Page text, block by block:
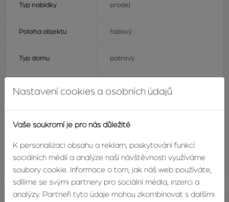
Typ nabídky prodej
Poloha objektu řadový
Typ domu patrový
Užitná plocha 300m²
Nastavení cookies a osobních údajů
Vaše soukromí je pro nás důležité
K personalizaci obsahu a reklam, poskytování funkcí
sociálních médií a analýze naší návštěvnosti využíváme
soubory cookie. Informace o tom, jak náš web používáte,
sdílíme se svými partnery pro sociální média, inzerci a
analýzy. Partneři tyto údaje mohou zkombinovat s dalšími